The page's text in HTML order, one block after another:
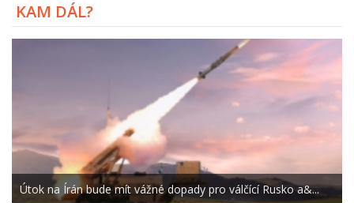
KAM DÁL?
Útok na Írán bude mít vážné dopady pro válčící Rusko a&...